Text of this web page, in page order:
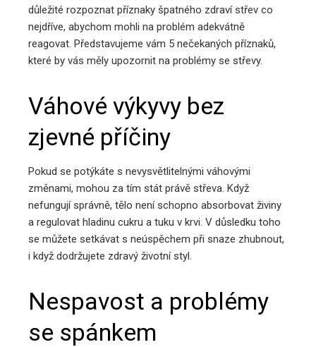
důležité rozpoznat příznaky špatného zdraví střev co
nejdříve, abychom mohli na problém adekvátně
reagovat. Představujeme vám 5 nečekaných příznaků,
které by vás měly upozornit na problémy se střevy.
Váhové výkyvy bez
zjevné příčiny
Pokud se potýkáte s nevysvětlitelnými váhovými
změnami, mohou za tím stát právě střeva. Když
nefungují správně, tělo není schopno absorbovat živiny
a regulovat hladinu cukru a tuku v krvi. V důsledku toho
se můžete setkávat s neúspěchem při snaze zhubnout,
i když dodržujete zdravý životní styl.
Nespavost a problémy
se spánkem